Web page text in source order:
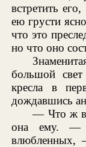
встретить
ею грусти
что это
но что оно
большой
кресла в
дождавшись
— Что ж
она ему. —
влюбленных,